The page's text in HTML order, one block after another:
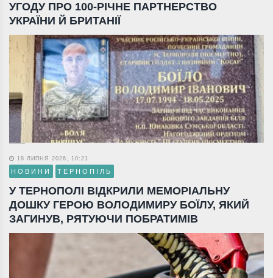
УГОДУ ПРО 100-РІЧНЕ ПАРТНЕРСТВО
УКРАЇНИ Й БРИТАНІЇ
18 ЛИПНЯ 2026, 10:21
НОВИНИ ТЕРНОПІЛЬ
У ТЕРНОПОЛІ ВІДКРИЛИ МЕМОРІАЛЬНУ
ДОШКУ ГЕРОЮ ВОЛОДИМИРУ БОЇЛУ, ЯКИЙ
ЗАГИНУВ, РЯТУЮЧИ ПОБРАТИМІВ